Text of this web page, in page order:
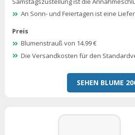
An Sonn- und Feiertagen ist eine
Preis
Blumenstrauß von 14.99 €
Die Versandkosten für den
SEHEN BLUME